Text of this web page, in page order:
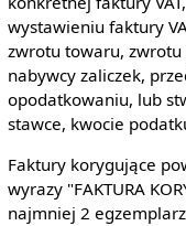
wystawieniu faktury
zwrotu towaru,
nabywcy zaliczek,
opodatkowaniu, lub
stawce, kwocie
Faktury korygujące
wyrazy "FAKTURA
najmniej 2